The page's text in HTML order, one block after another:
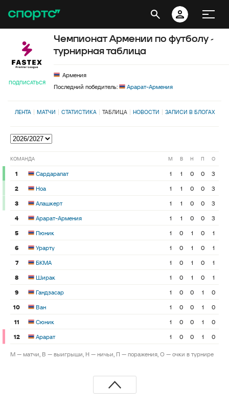
ПОДПИСАТЬСЯ
Чемпионат Армении по футболу -
турнирная таблица
Армения
Последний победитель:
Арарат-Армения
ЛЕНТА МАТЧИ СТАТИСТИКА ТАБЛИЦА НОВОСТИ ЗАПИСИ В БЛОГАХ
КОМАНДА М В Н П О
1 Сардарапат 1 1 0 0
3
2
Ноа 1 1 0 0
3
3
Алашкерт 1 1 0 0
3
4
Арарат-Армения 1 1 0 0
3
5
Пюник 1 0 1 0
1
6
Урарту 1 0 1 0
1
7
БКМА 1 0 1 0
1
8
Ширак 1 0 1 0
1
9
Гандзасар 1 0 0 1
0
10
Ван 1 0 0 1
0
11
Сюник 1 0 0 1
0
12
Арарат 1 0 0 1 0
М — матчи, В — выигрыши, Н — ничьи, П — поражения, О — очки в турнире